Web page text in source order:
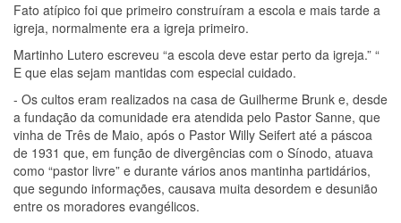
Fato atípico foi que primeiro construíram a escola e mais tarde a
igreja, normalmente era a igreja primeiro.
Martinho Lutero escreveu “a escola deve estar perto da igreja.” “
E que elas sejam mantidas com especial cuidado.
- Os cultos eram realizados na casa de Guilherme Brunk e, desde
a fundação da comunidade era atendida pelo Pastor Sanne, que
vinha de Três de Maio, após o Pastor Willy Seifert até a páscoa
de 1931 que, em função de divergências com o Sínodo, atuava
como “pastor livre” e durante vários anos mantinha partidários,
que segundo informações, causava muita desordem e desunião
entre os moradores evangélicos.